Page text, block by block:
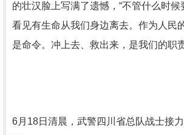
的壮汉脸上写满了遗憾，“不管什么时
看见有生命从我们身边离去。作为人民
是命令。冲上去、救出来，是我们的职
6月18日清晨，武警四川省总队战士接